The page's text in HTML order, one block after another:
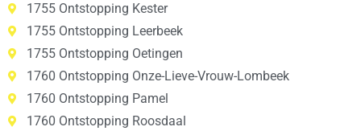
1755 Ontstopping Kester
1755 Ontstopping Leerbeek
1755 Ontstopping Oetingen
1760 Ontstopping Onze-Lieve-Vrouw-Lombeek
1760 Ontstopping Pamel
1760 Ontstopping Roosdaal